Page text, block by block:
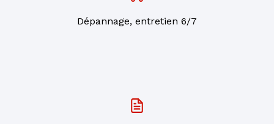
Dépannage, entretien 6/7